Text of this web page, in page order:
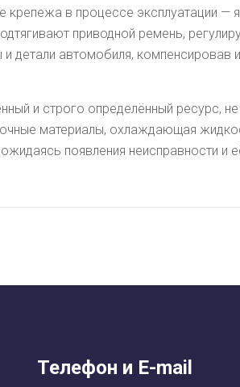
в процессе эксплуатации —
приводной ремень,
автомобиля, компенсировав
и строго определённый ресурс,
материалы, охлаждающая
появления неисправности и
Телефон и E-mail